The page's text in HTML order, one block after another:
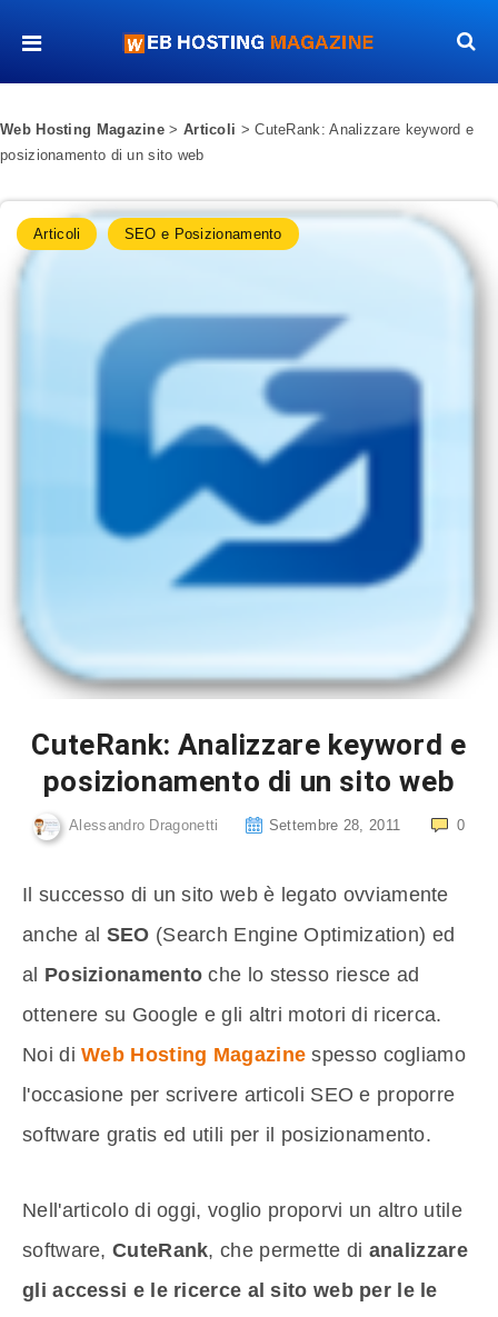
Web Hosting Magazine > Articoli >CuteRank: Analizzare keyword e
posizionamento di un sito web
Articoli SEO e Posizionamento
CuteRank: Analizzare keyword e
posizionamento di un sito web
Alessandro Dragonetti Settembre 28, 2011 0
Il successo di un sito web è legato ovviamente
anche al SEO (Search Engine Optimization) ed
al Posizionamento che lo stesso riesce ad
ottenere su Google e gli altri motori di ricerca.
Noi diWeb Hosting Magazine spesso cogliamo
l'occasione per scrivere articoli SEO e proporre
software gratis ed utili per il posizionamento.
Nell'articolo di oggi, voglio proporvi un altro utile
software,CuteRank, che permette di analizzare
gli accessi e le ricerce al sito web per le le